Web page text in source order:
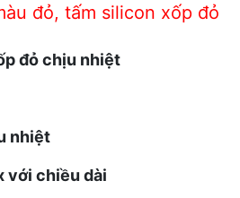
đỏ, tấm silicon xốp đỏ
đỏ chịu nhiệt
nhiệt
với chiều dài